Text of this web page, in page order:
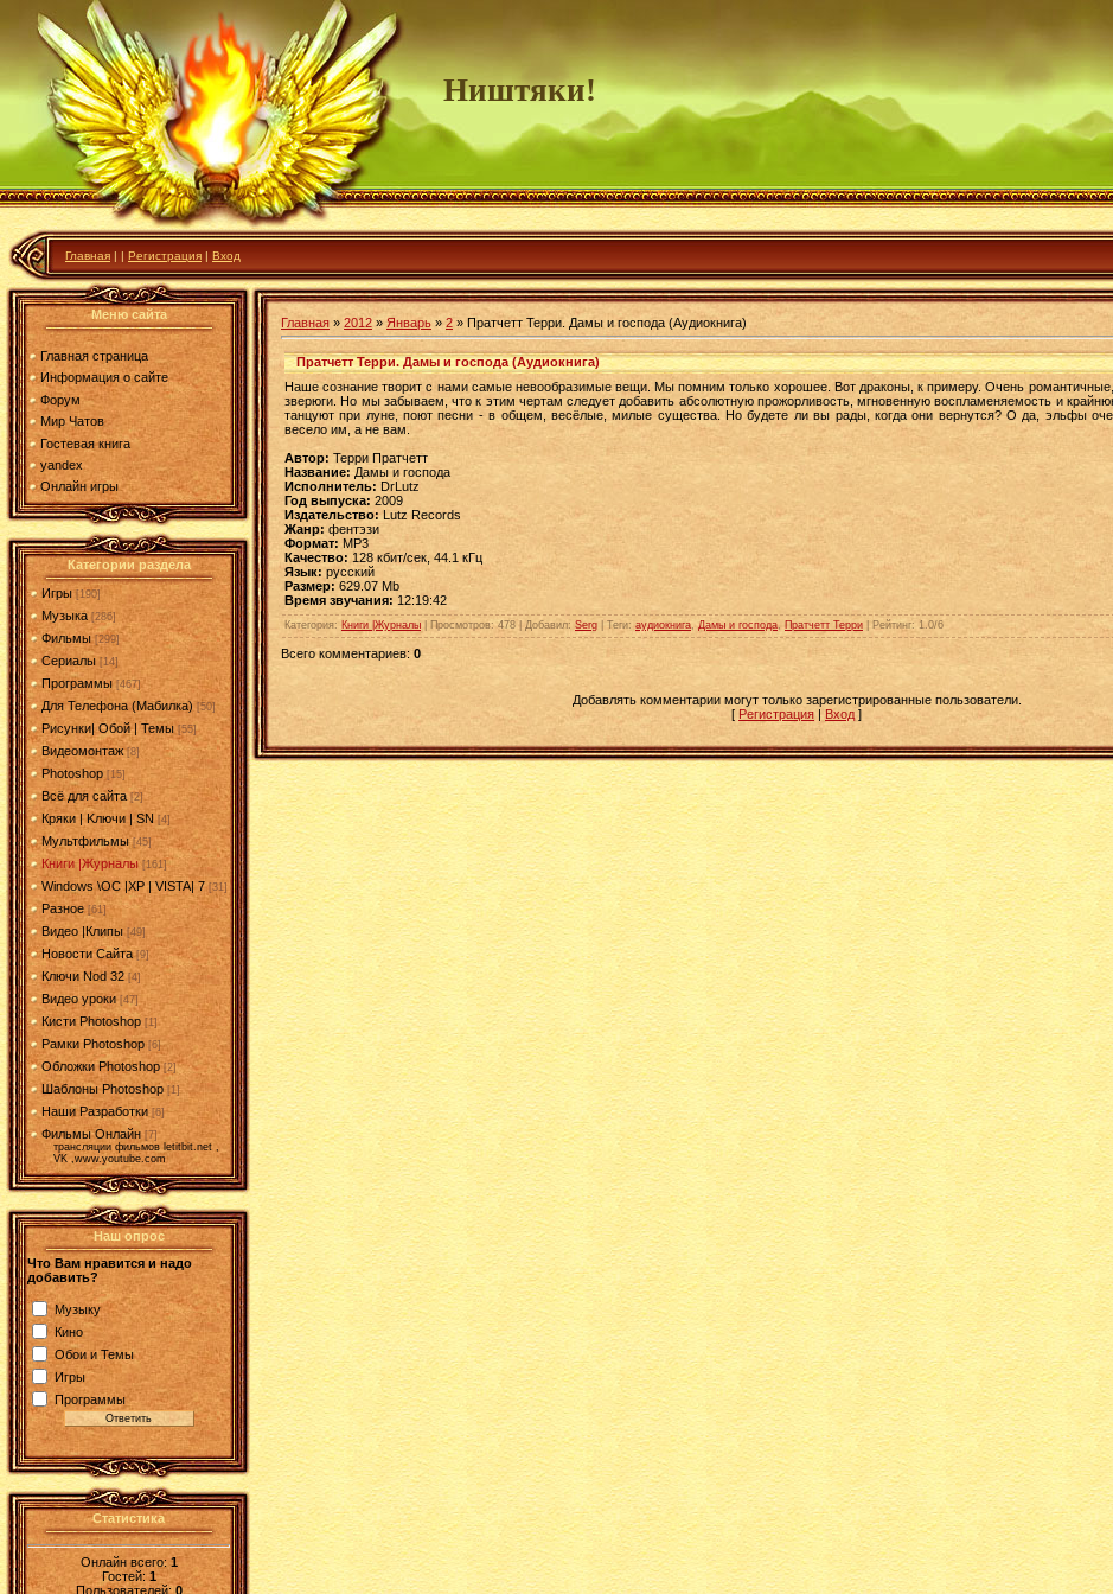
Ништяки!
Главная | | Регистрация | Вход
Меню сайта
Главная страница
Информация о сайте
Форум
Мир Чатов
Гостевая книга
yandex
Онлайн игры
Категории раздела
Игры [190]
Музыка [286]
Фильмы [299]
Сериалы [14]
Программы [467]
Для Телефона (Мабилка) [50]
Рисунки| Обой | Темы [55]
Видеомонтаж [8]
Photoshop [15]
Всё для сайта [2]
Кряки | Kлючи | SN [4]
Мультфильмы [45]
Книги |Журналы [161]
Windows \OC |XP | VISTA| 7 [31]
Разное [61]
Видео |Клипы [49]
Новости Сайта [9]
Ключи Nod 32 [4]
Видео уроки [47]
Кисти Photoshop [1]
Рамки Photoshop [6]
Обложки Photoshop [2]
Шаблоны Photoshop [1]
Наши Разработки [6]
Фильмы Онлайн [7]
трансляции фильмов letitbit.net ,
VK ,www.youtube.com
Наш опрос
Что Вам нравится и надо
добавить?
Музыку
Кино
Обои и Темы
Игры
Программы
Статистика
Онлайн всего:1
Гостей:1
Пользователей: 0
Главная » 2012 » Январь » 2 » Пратчетт Терри. Дамы и господа (Аудиокнига)
Пратчетт Терри. Дамы и господа (Аудиокнига)
Наше сознание творит с нами самые невообразимые вещи. Мы помним только хорошее. Вот драконы, к примеру. Очень
зверюги. Но мы забываем, что к этим чертам следует добавить абсолютную прожорливость, мгновенную воспламеняемость и
танцуют при луне, поют песни - в общем, весёлые, милые существа. Но будете ли вы рады, когда они вернутся? О да, эльфы
весело им, а не вам.
Автор: Терри Пратчетт
Название: Дамы и господа
Исполнитель: DrLutz
Год выпуска: 2009
Издательство: Lutz Records
Жанр: фентэзи
Формат: MP3
Качество: 128 кбит/сек, 44.1 кГц
Язык: русский
Размер: 629.07 Mb
Время звучания: 12:19:42
Категория: Книги |Журналы Просмотров: 478 | Добавил: Serg Теги: аудиокнига Дамы и господа Пратчетт Терри Рейтинг: 1.0/6
Всего комментариев: 0
Добавлять комментарии могут только зарегистрированные пользователи.
[ Регистрация | Вход ]